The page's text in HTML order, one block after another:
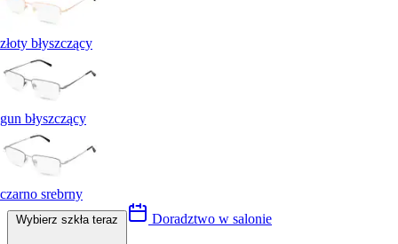
złoty błyszczący
gun błyszczący
czarno srebrny
Doradztwo w salonie